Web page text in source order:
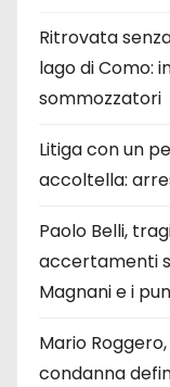
Ritrovata
lago di Como:
sommozzatori
Litiga con un
accoltella:
Paolo Belli,
accertamenti
Magnani e i
Mario
condanna